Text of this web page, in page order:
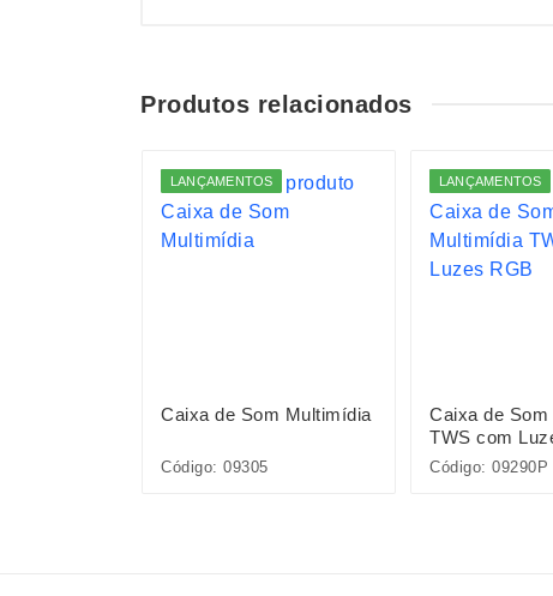
Produtos relacionados
LANÇAMENTOS
Caixa de Som Multimídia
Código: 09305
LANÇAMENTOS
Caixa de
TWS com
Código: 09290P